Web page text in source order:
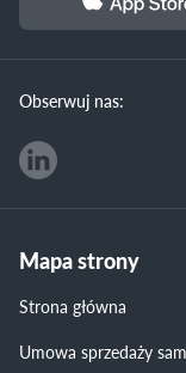
Obserwuj nas:
Mapa strony
Strona główna
Umowa sprzedaży